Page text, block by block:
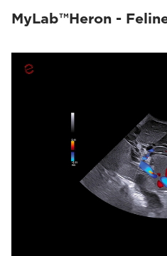
MyLab™Heron -